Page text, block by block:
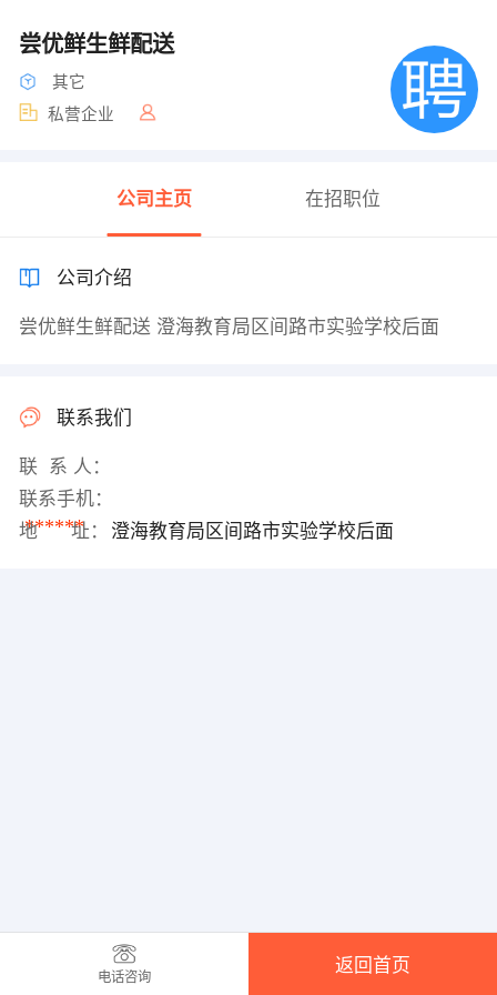
尝优鲜生鲜配送
其它
私营企业
公司主页 在招职位
公司介绍
尝优鲜生鲜配送 澄海教育局区间路市实验学校后面
联系我们
联 系 人：
联系手机：
******
地 址： 澄海教育局区间路市实验学校后面
电话咨询
返回首页